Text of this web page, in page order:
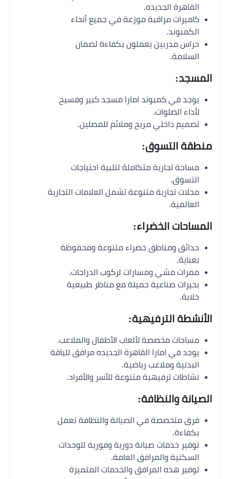
القاهرة الجديده.
كاميرات مراقبة موزعة في جميع أنحاء
الكمبوند.
حراس مدربين يعملون بكفاءة لضمان
السلامة.
المسجد:
يوجد في كمبوند امارا مسجد كبير وفسيح
لأداء الصلوات.
تصميم داخلي مريح وملائم للمصلين.
منطقة التسوق:
مساحة تجارية متكاملة لتلبية احتياجات
التسوق.
محلات تجارية متنوعة تشمل العلامات التجارية
العالمية.
المساحات الخضراء:
حدائق ومناطق خضراء متنوعة ومحفوظة
بعناية.
ممرات مشي ومسارات لركوب الدراجات.
بحيرات صناعية جميلة مع مناظر طبيعية
خلابة.
الأنشطة الترفيهية:
مساحات مخصصة لألعاب الأطفال والملاعب.
يوجد في امارا القاهرة الجديده مرافق للياقة
البدنية وملاعب رياضية.
نشاطات ترفيهية متنوعة للأسر والأفراد.
الصيانة والنظافة:
فرق متخصصة في الصيانة والنظافة تعمل
بكفاءة.
توفير خدمات صيانة دورية وفورية للوحدات
السكنية والمرافق العامة.
توفير هذه المرافق والخدمات المتميزة